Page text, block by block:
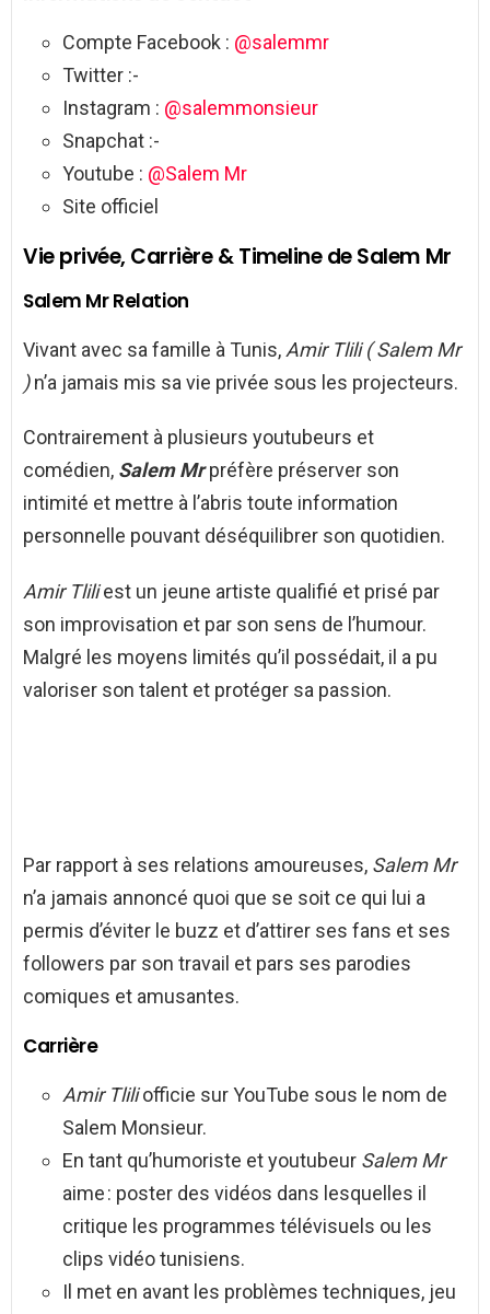
Compte Facebook : @salemmr
Twitter :-
Instagram : @salemmonsieur
Snapchat :-
Youtube : @Salem Mr
Site officiel
Vie privée, Carrière & Timeline de Salem Mr
Salem Mr Relation
Vivant avec sa famille à Tunis, Amir Tlili ( Salem Mr
)n’a jamais mis sa vie privée sous les projecteurs.
Contrairement à plusieurs youtubeurs et
comédien, Salem Mrpréfère préserver son
intimité et mettre à l’abris toute information
personnelle pouvant déséquilibrer son quotidien.
Amir Tliliest un jeune artiste qualifié et prisé par
son improvisation et par son sens de l’humour.
Malgré les moyens limités qu’il possédait, il a pu
valoriser son talent et protéger sa passion.
Par rapport à ses relations amoureuses, Salem Mr
n’a jamais annoncé quoi que se soit ce qui lui a
permis d’éviter le buzz et d’attirer ses fans et ses
followers par son travail et pars ses parodies
comiques et amusantes.
Carrière
Amir Tliliofficie sur YouTube sous le nom de
Salem Monsieur.
En tant qu’humoriste et youtubeur Salem Mr
aime : poster des vidéos dans lesquelles il
critique les programmes télévisuels ou les
clips vidéo tunisiens.
Il met en avant les problèmes techniques, jeu